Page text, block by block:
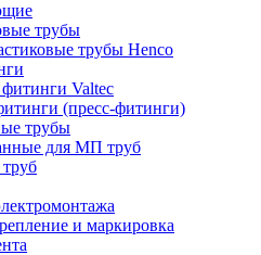
трубы
трубы Henco
Valtec
(пресс-фитинги)
трубы
для МП труб
и маркировка